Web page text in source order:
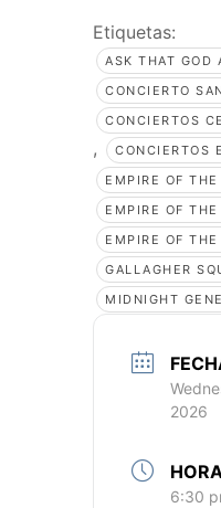
Etiquetas:
ASK THAT GOD
CONCIERTO
CONCIERTOS
, CONCIERTOS
EMPIRE OF THE
EMPIRE OF
EMPIRE OF
GALLAGHER
MIDNIGHT
2026
6:30